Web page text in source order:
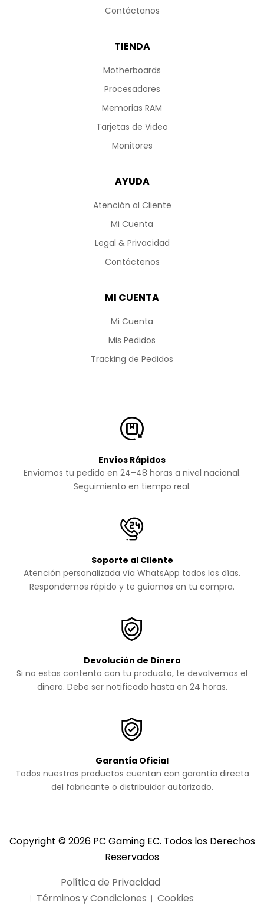
Contáctanos
TIENDA
Motherboards
Procesadores
Memorias RAM
Tarjetas de Video
Monitores
AYUDA
Atención al Cliente
Mi Cuenta
Legal & Privacidad
Contáctenos
MI CUENTA
Mi Cuenta
Mis Pedidos
Tracking de Pedidos
Envíos Rápidos
Enviamos tu pedido en 24–48 horas a nivel nacional.
Seguimiento en tiempo real.
Soporte al Cliente
Atención personalizada vía WhatsApp todos los días.
Respondemos rápido y te guiamos en tu compra.
Devolución de Dinero
Si no estas contento con tu producto, te devolvemos el
dinero. Debe ser notificado hasta en 24 horas.
Garantía Oficial
Todos nuestros productos cuentan con garantía directa
del fabricante o distribuidor autorizado.
Copyright © 2026 PC Gaming EC. Todos los Derechos
Reservados
Política de Privacidad
Términos y Condiciones
Cookies